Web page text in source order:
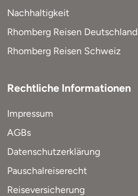
Nachhaltigkeit
Rhomberg Reisen Deutschland
Rhomberg Reisen Schweiz
Rechtliche Informationen
Impressum
AGBs
Datenschutzerklärung
Pauschalreiserecht
Reiseversicherung